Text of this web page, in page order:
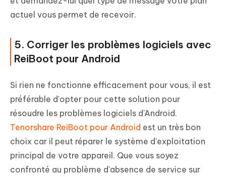
actuel vous permet de recevoir.
5. Corriger les problèmes logiciels avec
ReiBoot pour Android
Si rien ne fonctionne efficacement pour vous, il est
préférable d'opter pour cette solution pour
résoudre les problèmes logiciels d'Android.
Tenorshare ReiBoot pour Android est un très bon
choix car il peut réparer le système d'exploitation
principal de votre appareil. Que vous soyez
confronté au problème d'absence de service sur